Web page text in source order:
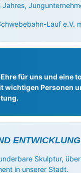
Jahres,
Lauf e.V.
für uns und eine
wichtigen Personen
ENTWICKLUNG
Skulptur,
in unserer Stadt.